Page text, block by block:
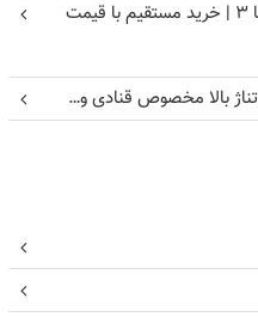
فروش انواع کشمش آفتابی درجه یک تا ۳ | خرید مستقیم با قیمت
بالا مخصوص قنادی و…